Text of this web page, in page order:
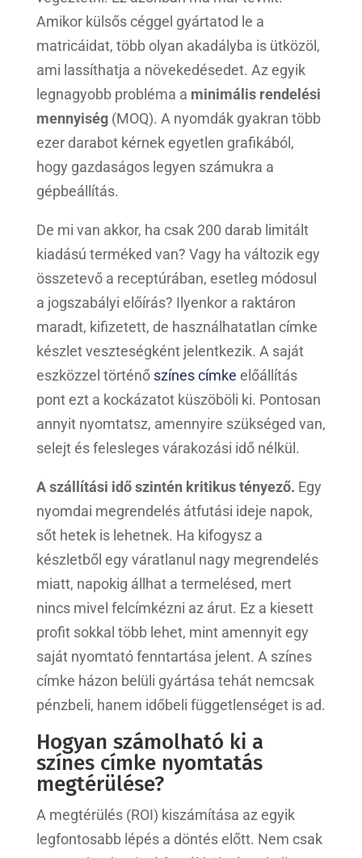
Amikor külsős céggel gyártatod le a
matricáidat, több olyan akadályba is ütközöl,
ami lassíthatja a növekedésedet. Az egyik
legnagyobb probléma a minimális rendelési
mennyiség(MOQ). A nyomdák gyakran több
ezer darabot kérnek egyetlen grafikából,
hogy gazdaságos legyen számukra a
gépbeállítás.
De mi van akkor, ha csak 200 darab limitált
kiadású terméked van? Vagy ha változik egy
összetevő a receptúrában, esetleg módosul
a jogszabályi előírás? Ilyenkor a raktáron
maradt, kifizetett, de használhatatlan címke
készlet veszteségként jelentkezik. A saját
eszközzel történő színes címke előállítás
pont ezt a kockázatot küszöböli ki. Pontosan
annyit nyomtatsz, amennyire szükséged van,
selejt és felesleges várakozási idő nélkül.
A szállítási idő szintén kritikus tényező. Egy
nyomdai megrendelés átfutási ideje napok,
sőt hetek is lehetnek. Ha kifogysz a
készletből egy váratlanul nagy megrendelés
miatt, napokig állhat a termelésed, mert
nincs mivel felcímkézni az árut. Ez a kiesett
profit sokkal több lehet, mint amennyit egy
saját nyomtató fenntartása jelent. A színes
címke házon belüli gyártása tehát nemcsak
pénzbeli, hanem időbeli függetlenséget is ad.
Hogyan számolható ki a
színes címke nyomtatás
megtérülése?
A megtérülés (ROI) kiszámítása az egyik
legfontosabb lépés a döntés előtt. Nem csak